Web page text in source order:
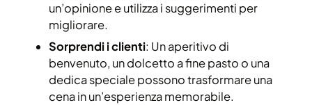
un’opinione e utilizza i suggerimenti per
migliorare.
Sorprendi i clienti: Un aperitivo di
benvenuto, un dolcetto a fine pasto o una
dedica speciale possono trasformare una
cena in un’esperienza memorabile.